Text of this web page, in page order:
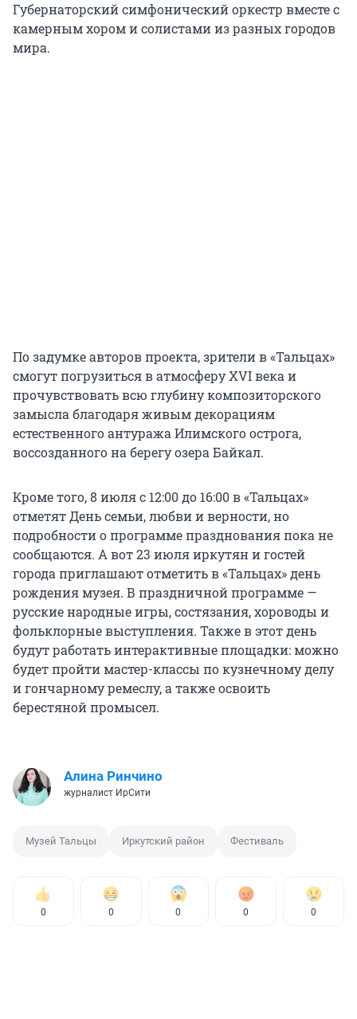
Губернаторский симфонический оркестр вместе с
камерным хором и солистами из разных городов
мира.
По задумке авторов проекта, зрители в «Тальцах»
смогут погрузиться в атмосферу XVI века и
прочувствовать всю глубину композиторского
замысла благодаря живым декорациям
естественного антуража Илимского острога,
воссозданного на берегу озера Байкал.
Кроме того, 8 июля с 12:00 до 16:00 в «Тальцах»
отметят День семьи, любви и верности, но
подробности о программе празднования пока не
сообщаются. А вот 23 июля иркутян и гостей
города приглашают отметить в «Тальцах» день
рождения музея. В праздничной программе —
русские народные игры, состязания, хороводы и
фольклорные выступления. Также в этот день
будут работать интерактивные площадки: можно
будет пройти мастер-классы по кузнечному делу
и гончарному ремеслу, а также освоить
берестяной промысел.
Алина Ринчино
журналист ИрСити
Музей Тальцы Иркутский район Фестиваль
0 0 0 0 0